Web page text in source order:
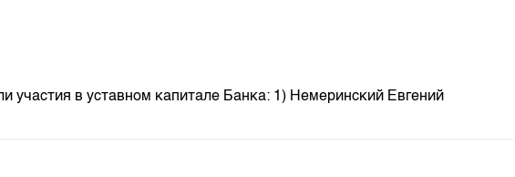
Расписание аукционов по ГЦБ
Результаты аукционов ГЦБ
в уставном капитале Банка: 1) Немеринский Евгений